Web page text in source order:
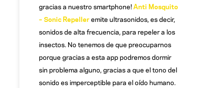
gracias a nuestro smartphone!Anti Mosquito
– Sonic Repelleremite ultrasonidos, es decir,
sonidos de alta frecuencia, para repeler a los
insectos. No tenemos de que preocuparnos
porque gracias a esta app podremos dormir
sin problema alguno, gracias a que el tono del
sonido es imperceptible para el oído humano.